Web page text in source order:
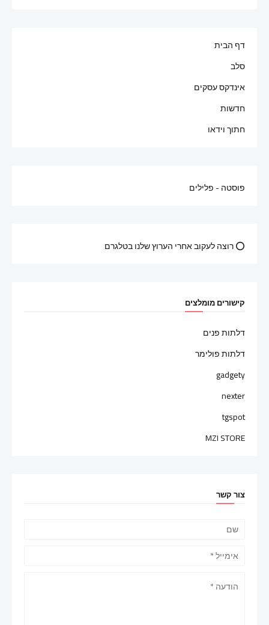
דף הבית
סלב
אינדקס עסקים
חדשות
חתוך וידאו
פוסטה - פלילים
⭕ רוצה לעקוב אחרי הערוץ שלנו בטלגרם
קישורים מומלצים
דלתות פנים
דלתות פולימר
gadgety
nexter
tgspot
MZI STORE
צור קשר